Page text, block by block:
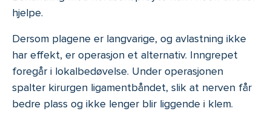
hjelpe.
Dersom plagene er langvarige, og avlastning ikke
har effekt, er operasjon et alternativ. Inngrepet
foregår i lokalbedøvelse. Under operasjonen
spalter kirurgen ligamentbåndet, slik at nerven får
bedre plass og ikke lenger blir liggende i klem.